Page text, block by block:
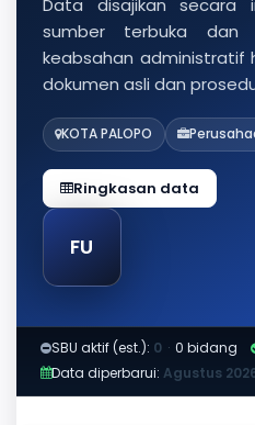
Data disajikan secara
sumber terbuka dan
keabsahan administratif
dokumen asli dan
KOTA PALOPO
Ringkasan data
FU
SBU aktif (est.): 0 · 0 bidang
Data diperbarui: Agustus